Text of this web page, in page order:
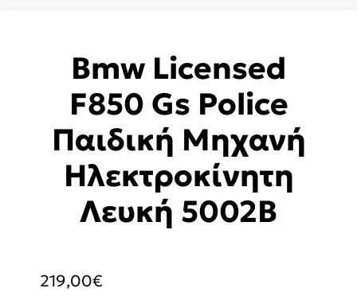
Bmw Licensed
F850 Gs Police
Παιδική Μηχανή
Ηλεκτροκίνητη
Λευκή 5002B
219,00€